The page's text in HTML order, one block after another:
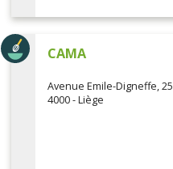
CAMA
Avenue Emile-Digneffe, 25
4000 - Liège